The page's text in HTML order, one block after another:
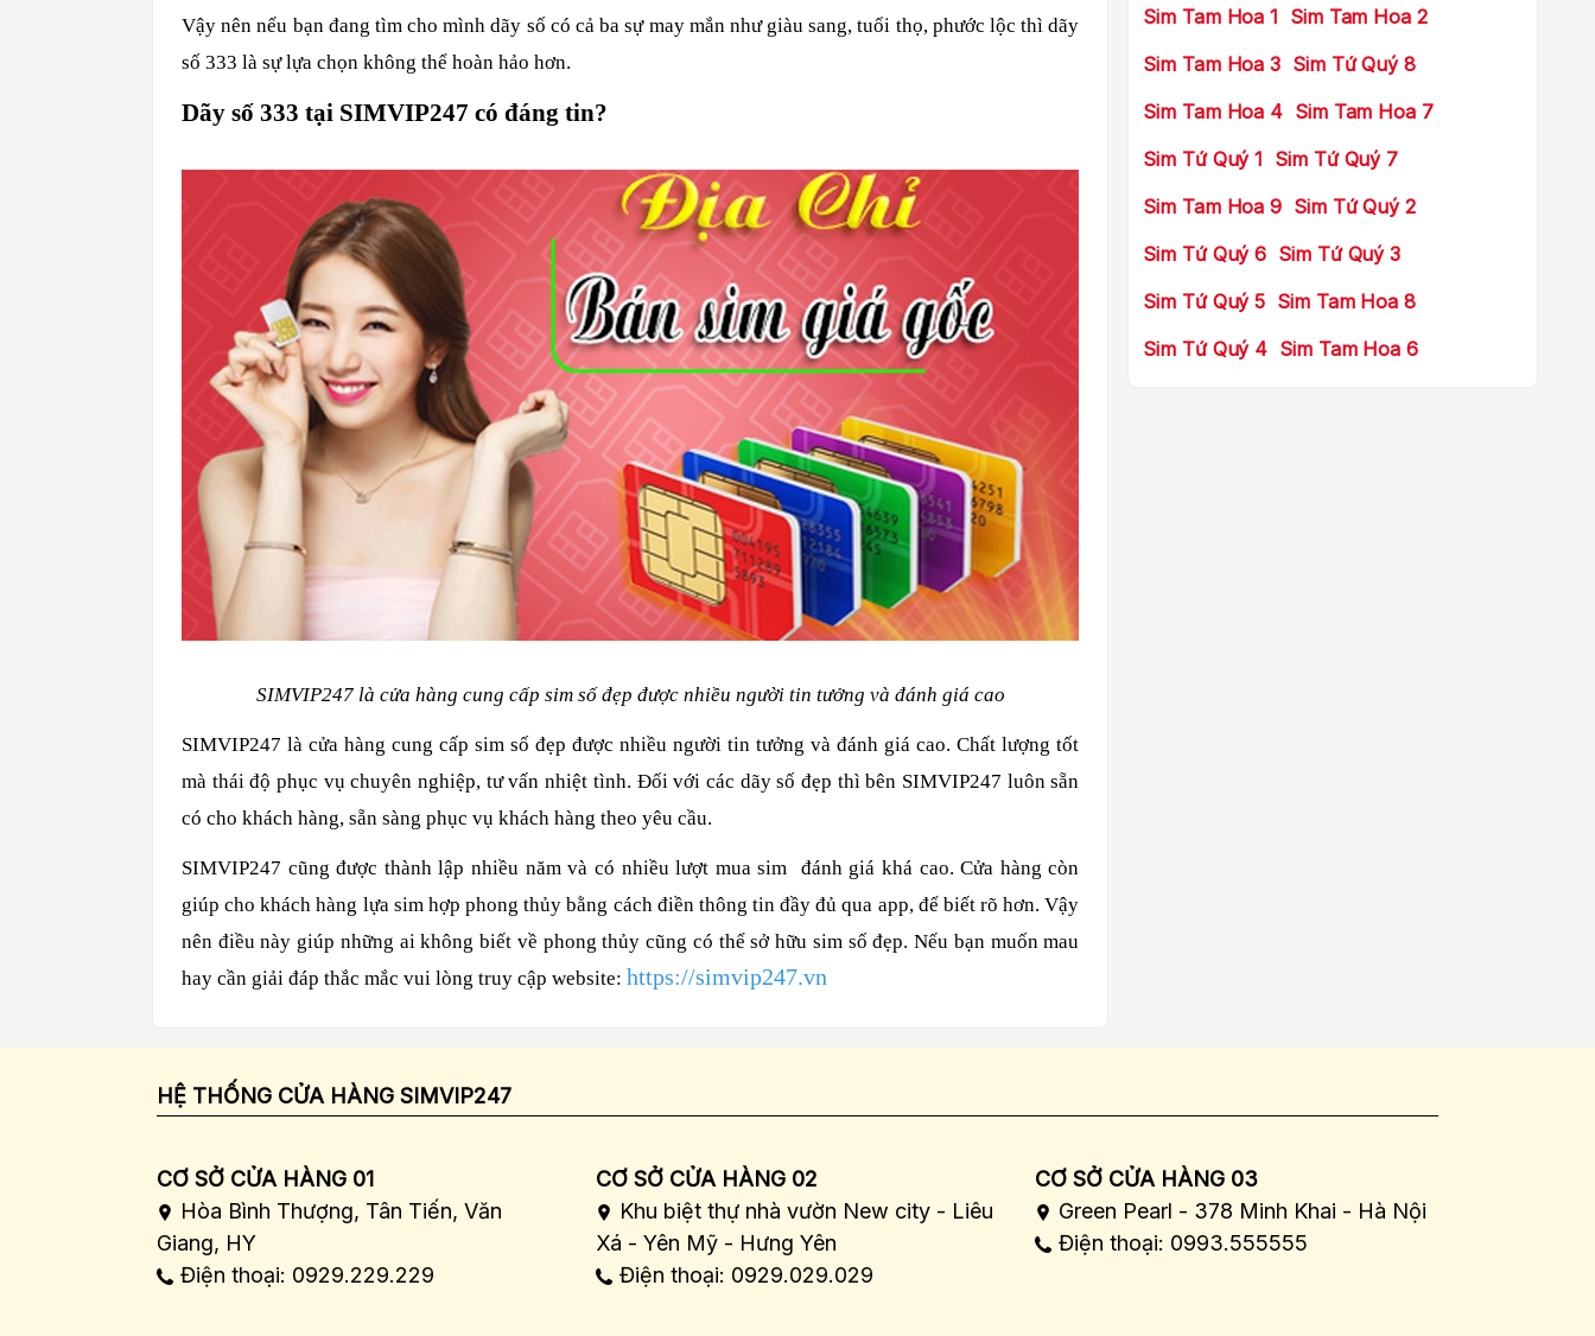
Vậy nên nếu bạn đang tìm cho mình dãy số có cả ba sự may mắn như giàu sang, tuổi thọ, phước lộc thì dãy
số 333 là sự lựa chọn không thể hoàn hảo hơn.
Dãy số 333 tại SIMVIP247 có đáng tin?
SIMVIP247 là cửa hàng cung cấp sim số đẹp được nhiều người tin tưởng và đánh giá cao
SIMVIP247 là cửa hàng cung cấp sim số đẹp được nhiều người tin tưởng và đánh giá cao. Chất lượng tốt
mà thái độ phục vụ chuyên nghiệp, tư vấn nhiệt tình. Đối với các dãy số đẹp thì bên SIMVIP247 luôn sẵn
có cho khách hàng, sẵn sàng phục vụ khách hàng theo yêu cầu.
SIMVIP247 cũng được thành lập nhiều năm và có nhiều lượt mua sim đánh giá khá cao. Cửa hàng còn
giúp cho khách hàng lựa sim hợp phong thủy bằng cách điền thông tin đầy đủ qua app, để biết rõ hơn. Vậy
nên điều này giúp những ai không biết về phong thủy cũng có thể sở hữu sim số đẹp. Nếu bạn muốn mau
hay cần giải đáp thắc mắc vui lòng truy cập website: https://simvip247.vn
Sim Tam Hoa 1 Sim Tam Hoa 2
Sim Tam Hoa 3 Sim Tứ Quý 8
Sim Tam Hoa 4 Sim Tam Hoa 7
Sim Tứ Quý 1 Sim Tứ Quý 7
Sim Tam Hoa 9 Sim Tứ Quý 2
Sim Tứ Quý 6 Sim Tứ Quý 3
Sim Tứ Quý 5 Sim Tam Hoa 8
Sim Tứ Quý 4 Sim Tam Hoa 6
HỆ THỐNG CỬA HÀNG SIMVIP247
CƠ SỞ CỬA HÀNG 01
Hòa Bình Thượng, Tân Tiến, Văn
Giang, HY
Điện thoại: 0929.229.229
CƠ SỞ CỬA HÀNG 02
Khu biệt thự nhà vườn New city - Liêu
Xá - Yên Mỹ - Hưng Yên
Điện thoại: 0929.029.029
CƠ SỞ CỬA HÀNG 03
Green Pearl - 378 Minh Khai - Hà Nội
Điện thoại: 0993.555555